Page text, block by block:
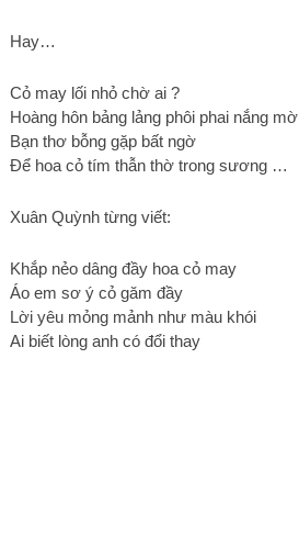
Hay…
Cỏ may lối nhỏ chờ ai ?
Hoàng hôn bảng lảng phôi phai nắng mờ
Bạn thơ bỗng gặp bất ngờ
Để hoa cỏ tím thẫn thờ trong sương …
Xuân Quỳnh từng viết:
Khắp nẻo dâng đầy hoa cỏ may
Áo em sơ ý cỏ găm đầy
Lời yêu mỏng mảnh như màu khói
Ai biết lòng anh có đổi thay